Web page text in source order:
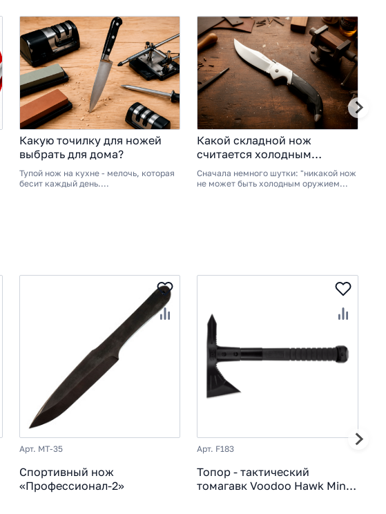
Какую точилку для ножей
выбрать для дома?
Тупой нож на кухне - мелочь, которая
бесит каждый день....
Какой складной нож
считается холодным
оружием?
Сначала немного шутки: "никакой нож
не может быть холодным оружием...
Арт. MT-35
Спортивный нож
«Профессионал-2»
Арт. F183
Топор - тактический
томагавк Voodoo Hawk Mini